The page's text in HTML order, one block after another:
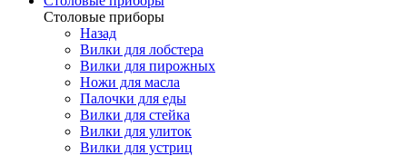
Cтоловые приборы
Назад
Вилки для лобстера
Вилки для пирожных
Ножи для масла
Палочки для еды
Вилки для стейка
Вилки для улиток
Вилки для устриц